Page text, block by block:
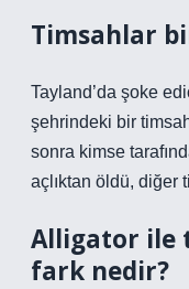
Timsahlar
Tayland’da şoke
şehrindeki bir
sonra kimse
açlıktan öldü, diğer
Alligator ile
fark nedir?